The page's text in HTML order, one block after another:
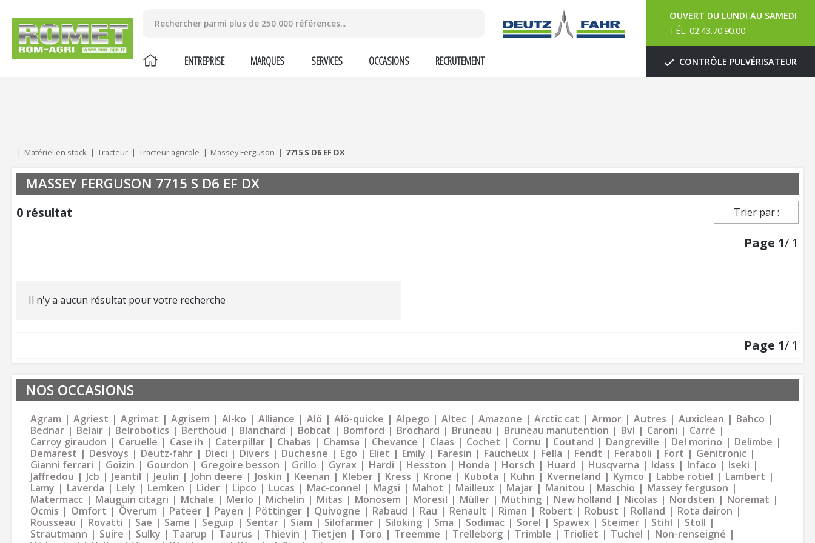
ENTREPRISE MARQUES SERVICES OCCASIONS RECRUTEMENT
OUVERT DU LUNDI AU SAMEDI
TÉL. 02.43.70.90.00
CONTRÔLE PULVÉRISATEUR
Matériel en stock Tracteur Tracteur agricole Massey Ferguson 7715 S D6 EF DX
MASSEY FERGUSON 7715 S D6 EF DX
0 résultat Trier par :
Page 1/ 1
Il n'y a aucun résultat pour votre recherche
Page 1/ 1
NOS OCCASIONS
Agram Agriest Agrimat Agrisem Al-ko Alliance Alö Alö-quicke Alpego Altec Amazone Arctic cat Armor Autres Auxiclean
Bahco
Bednar
Belair Belrobotics Berthoud Blanchard Bobcat Bomford Brochard Bruneau Bruneau manutention Bvl Caroni
Carré
Carroy giraudon
Caruelle Case ih Caterpillar Chabas Chamsa Chevance Claas Cochet Cornu Coutand Dangreville Del morino
Delimbe
Demarest
Desvoys Deutz-fahr Dieci Divers Duchesne Ego Eliet Emily Faresin Faucheux Fella Fendt Feraboli Fort
Genitronic
Gianni ferrari
Goizin Gourdon Gregoire besson Grillo Gyrax Hardi Hesston Honda Horsch Huard Husqvarna Idass Infaco
Iseki
Jaffredou
Jcb Jeantil Jeulin John deere Joskin Keenan Kleber Kress Krone Kubota Kuhn Kverneland Kymco Labbe rotiel
Lambert
Lamy
Laverda Lely Lemken Lider Lipco Lucas Mac-connel Magsi Mahot Mailleux Majar Manitou Maschio
Massey ferguson
Matermacc
Mauguin citagri Mchale Merlo Michelin Mitas Monosem Moresil Müller Müthing New holland Nicolas Nordsten
Noremat
Ocmis
Omfort Överum Pateer Payen Pöttinger Quivogne Rabaud Rau Renault Riman Robert Robust Rolland
Rota dairon
Rousseau
Rovatti Sae Same Seguip Sentar Siam Silofarmer Siloking Sma Sodimac Sorel Spawex Steimer Stihl
Stoll
Strautmann
Suire Sulky Taarup Taurus Thievin Tietjen Toro Treemme Trelleborg Trimble Trioliet Tuchel
Non-renseigné